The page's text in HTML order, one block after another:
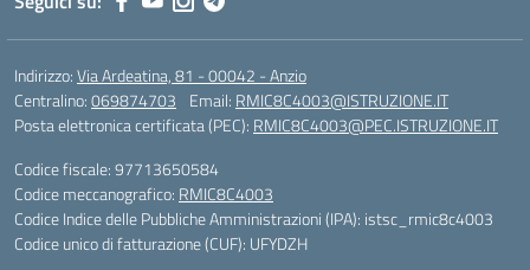
Indirizzo:Via Ardeatina, 81 - 00042 - Anzio
Centralino:069874703 Email: RMIC8C4003@ISTRUZIONE.IT
Posta elettronica certificata (PEC): RMIC8C4003@PEC.ISTRUZIONE.IT
Codice fiscale: 97713650584
Codice meccanografico: RMIC8C4003
Codice Indice delle Pubbliche Amministrazioni (IPA): istsc_rmic8c4003
Codice unico di fatturazione (CUF): UFYDZH